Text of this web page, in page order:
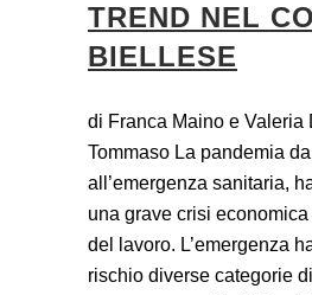
TREND NEL
BIELLESE
di Franca Maino e Valeria
Tommaso La pandemia
all’emergenza sanitaria,
una grave crisi
del lavoro. L’emergenza
rischio diverse categorie